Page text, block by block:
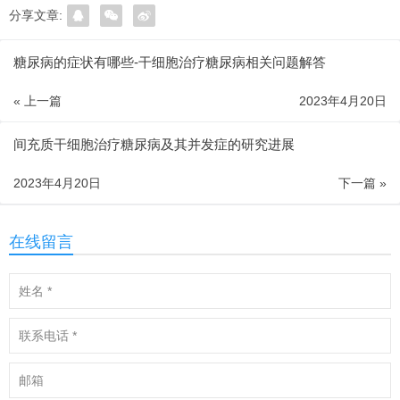
分享文章:
糖尿病的症状有哪些-干细胞治疗糖尿病相关问题解答
« 上一篇 2023年4月20日
间充质干细胞治疗糖尿病及其并发症的研究进展
下一篇 »
2023年4月20日
在线留言